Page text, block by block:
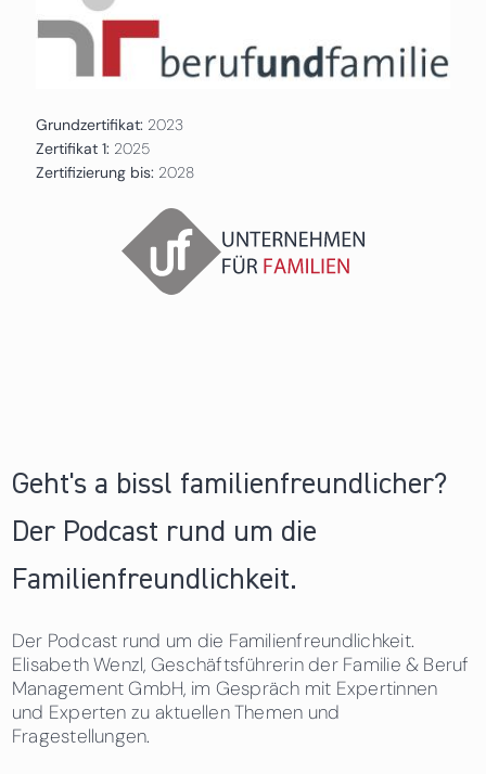
Grundzertifikat: 2023
Zertifikat 1: 2025
Zertifizierung bis: 2028
Geht's a bissl familienfreundlicher?
Der Podcast rund um die
Familienfreundlichkeit.
Der Podcast rund um die Familienfreundlichkeit.
Elisabeth Wenzl, Geschäftsführerin der Familie & Beruf
Management GmbH, im Gespräch mit Expertinnen
und Experten zu aktuellen Themen und
Fragestellungen.